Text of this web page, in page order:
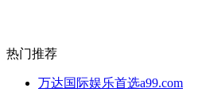
热门推荐
万达国际娱乐首选a99.com